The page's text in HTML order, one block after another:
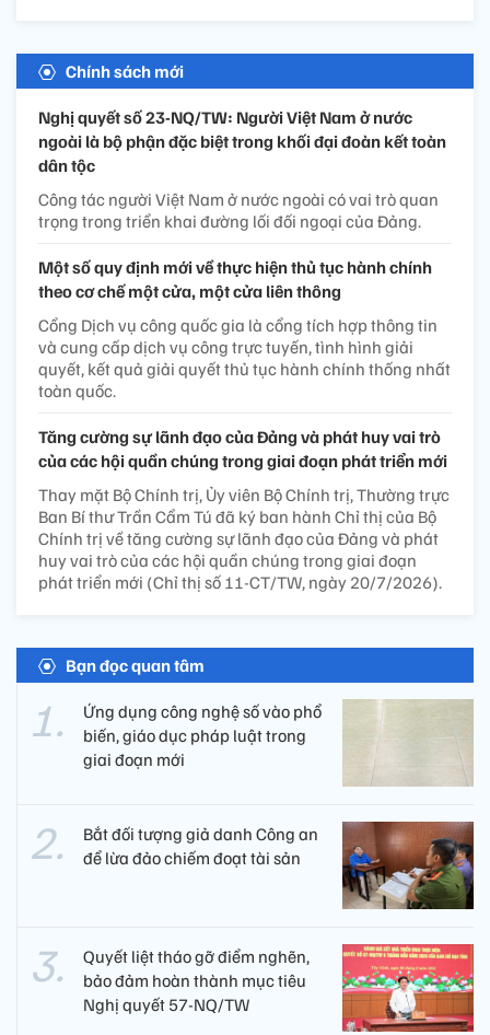
Chính sách mới
Nghị quyết số 23-NQ/TW: Người Việt Nam ở nước
ngoài là bộ phận đặc biệt trong khối đại đoàn kết toàn
dân tộc
Công tác người Việt Nam ở nước ngoài có vai trò quan
trọng trong triển khai đường lối đối ngoại của Đảng.
Một số quy định mới về thực hiện thủ tục hành chính
theo cơ chế một cửa, một cửa liên thông
Cổng Dịch vụ công quốc gia là cổng tích hợp thông tin
và cung cấp dịch vụ công trực tuyến, tình hình giải
quyết, kết quả giải quyết thủ tục hành chính thống nhất
toàn quốc.
Tăng cường sự lãnh đạo của Đảng và phát huy vai trò
của các hội quần chúng trong giai đoạn phát triển mới
Thay mặt Bộ Chính trị, Ủy viên Bộ Chính trị, Thường trực
Ban Bí thư Trần Cẩm Tú đã ký ban hành Chỉ thị của Bộ
Chính trị về tăng cường sự lãnh đạo của Đảng và phát
huy vai trò của các hội quần chúng trong giai đoạn
phát triển mới (Chỉ thị số 11-CT/TW, ngày 20/7/2026).
Bạn đọc quan tâm
Ứng dụng công nghệ số vào phổ
biến, giáo dục pháp luật trong
giai đoạn mới
Bắt đối tượng giả danh Công an
để lừa đảo chiếm đoạt tài sản
Quyết liệt tháo gỡ điểm nghẽn,
bảo đảm hoàn thành mục tiêu
Nghị quyết 57-NQ/TW